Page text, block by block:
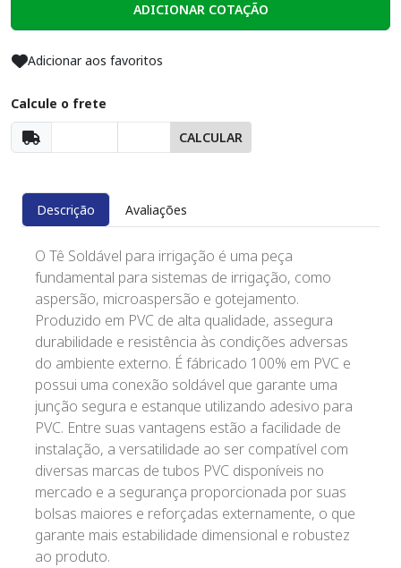
ADICIONAR COTAÇÃO
Adicionar aos favoritos
Calcule o frete
CALCULAR
Descrição Avaliações
O Tê Soldável para irrigação é uma peça
fundamental para sistemas de irrigação, como
aspersão, microaspersão e gotejamento.
Produzido em PVC de alta qualidade, assegura
durabilidade e resistência às condições adversas
do ambiente externo. É fábricado 100% em PVC e
possui uma conexão soldável que garante uma
junção segura e estanque utilizando adesivo para
PVC. Entre suas vantagens estão a facilidade de
instalação, a versatilidade ao ser compatível com
diversas marcas de tubos PVC disponíveis no
mercado e a segurança proporcionada por suas
bolsas maiores e reforçadas externamente, o que
garante mais estabilidade dimensional e robustez
ao produto.